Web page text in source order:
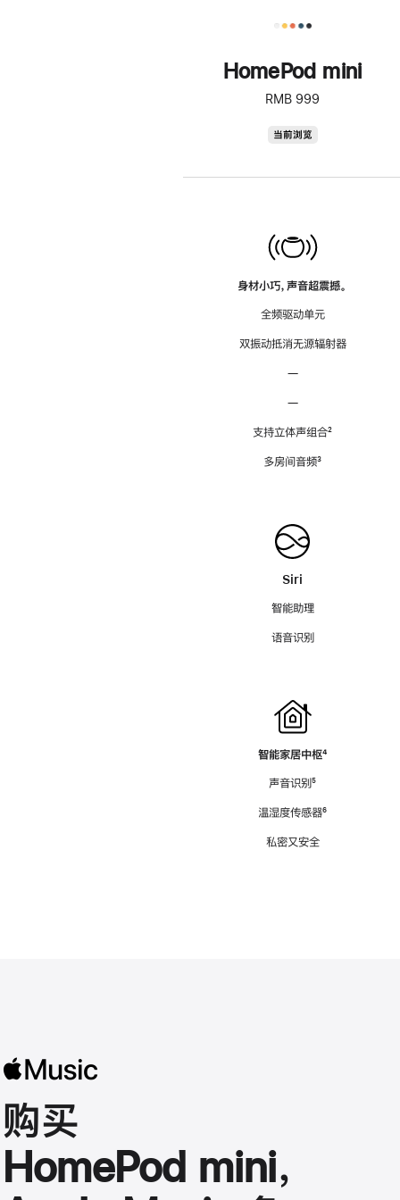
HomePod mini
RMB 999
当前浏览
身材小巧，声音超震撼。
全频驱动单元
双振动抵消无源辐射器
—
—
支持立体声组合脚
²
多房间音频脚
³
Siri
智能助理
语音识别
智能家居中枢脚
⁴
声音识别脚
⁵
温湿度传感器脚
⁶
私密又安全
购买
HomePod mini，